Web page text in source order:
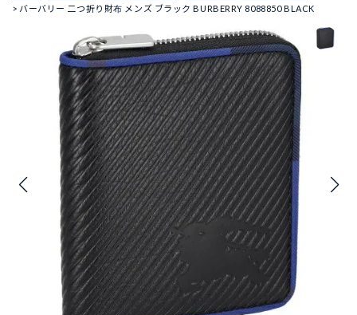
バーバリー 二つ折り財布 メンズ ブラック BURBERRY 8088850 BLACK